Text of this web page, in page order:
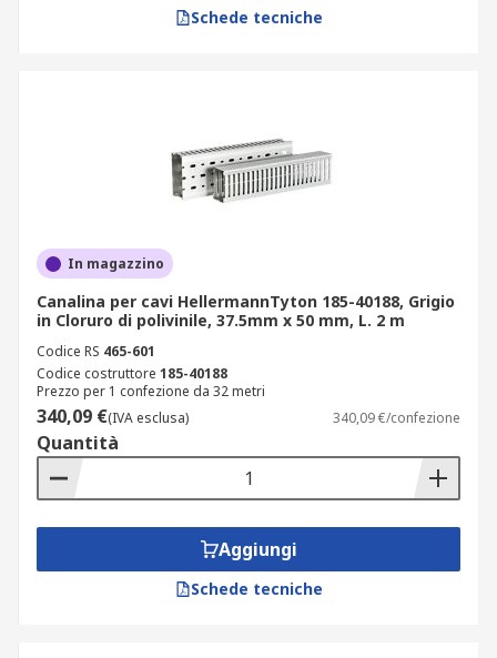
Schede tecniche
In magazzino
Canalina per cavi HellermannTyton 185-40188, Grigio
in Cloruro di polivinile, 37.5mm x 50 mm, L. 2 m
Codice RS 465-601
Codice costruttore 185-40188
Prezzo per 1 confezione da 32 metri
340,09 €(IVA esclusa) 340,09 €/confezione
Quantità
Aggiungi
Schede tecniche